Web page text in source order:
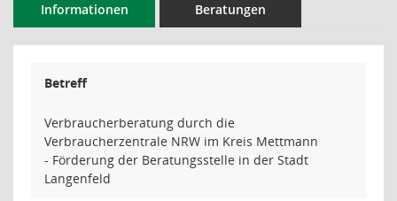
Informationen Beratungen
Betreff
Verbraucherberatung durch die
Verbraucherzentrale NRW im Kreis Mettmann
- Förderung der Beratungsstelle in der Stadt
Langenfeld